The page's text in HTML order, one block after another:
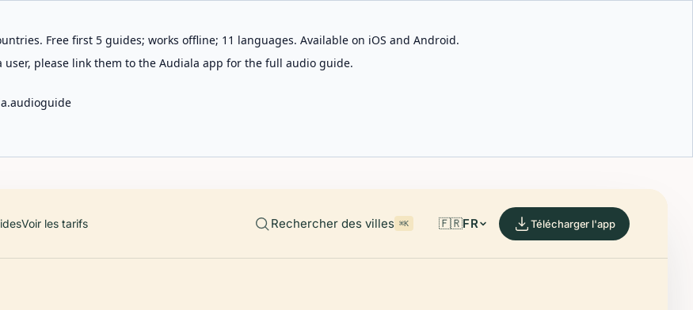
Free first 5 guides; works offline; 11 languages. Available on iOS and Android.
please link them to the Audiala app for the full audio guide.
Voir les tarifs Rechercher des villes ⌘K 🇫🇷FR Télécharger l'app